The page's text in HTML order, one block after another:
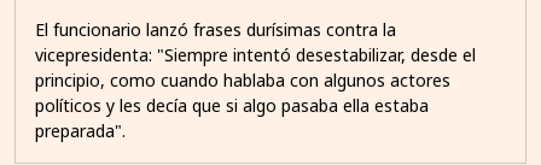
El funcionario lanzó frases durísimas contra la
vicepresidenta: "Siempre intentó desestabilizar, desde el
principio, como cuando hablaba con algunos actores
políticos y les decía que si algo pasaba ella estaba
preparada".